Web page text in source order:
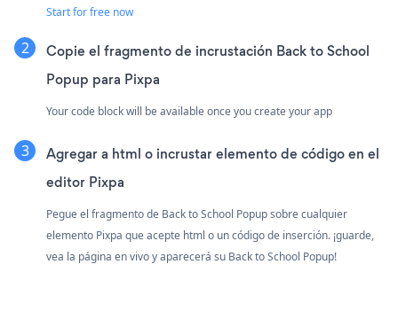
Start for free now
Copie el fragmento de incrustación Back to School
Popup para Pixpa
Your code block will be available once you create your app
Agregar a html o incrustar elemento de código en el
editor Pixpa
Pegue el fragmento de Back to School Popup sobre cualquier
elemento Pixpa que acepte html o un código de inserción. ¡guarde,
vea la página en vivo y aparecerá su Back to School Popup!